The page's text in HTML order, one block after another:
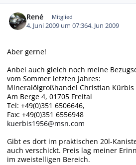
René Mitglied
4. Juni 2009 um 07:364. Jun 2009
Aber gerne!
Anbei auch gleich noch meine
vom Sommer letzten Jahres:
Mineralölgroßhandel Christian Kürbis
Am Berge 4, 01705 Freital
Tel: +49(0)351 6506646,
Fax: +49(0)351 6556948
kuerbis1956@msn.com
Gibt es dort im praktischen 20l-
auch verschickt. Preis lag meiner
im zweistelligen Bereich.